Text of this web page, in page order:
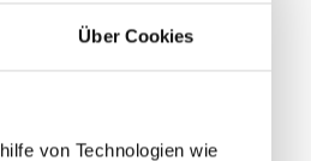
Über Cookies
von Technologien wie